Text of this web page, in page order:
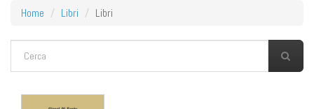
Home Libri Libri
FORM DI RICERCA